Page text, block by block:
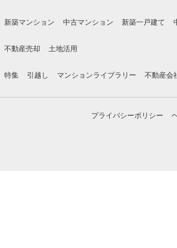
新築マンション 中古マンション 新築一戸建て
不動産売却 土地活用
特集 引越し マンションライブラリー 不動産会
プライバシーポリシー